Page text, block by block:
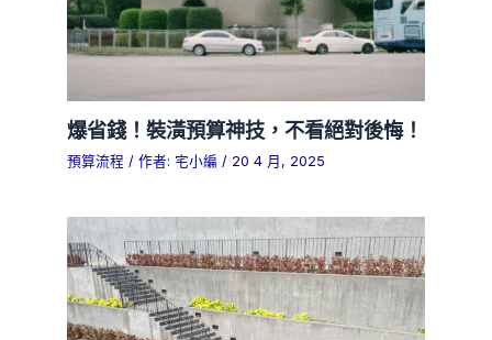
爆省錢！裝潢預算神技，不看絕對後悔！
預算流程 / 作者: 宅小編 / 20 4 月, 2025